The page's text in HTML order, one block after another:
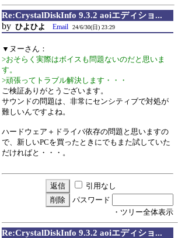
Re:CrystalDiskInfo 9.3.2 aoiエディショ...
by ひよひよ Email 24/6/30(日) 23:29
▼ヌーさん：
>おそらく実際はボイスも問題ないのだと思いま
す。
>頑張ってトラブル解決します・・・
ご検証ありがとうございます。
サウンドの問題は、非常にセンシティブで対処が
難しいんですよね。
ハードウェア＋ドライバ依存の問題と思いますの
で、新しいPCを買ったときにでもまた試していた
だければと・・・。
引用なし
パスワード
・ツリー全体表示
Re:CrystalDiskInfo 9.3.2 aoiエディショ...